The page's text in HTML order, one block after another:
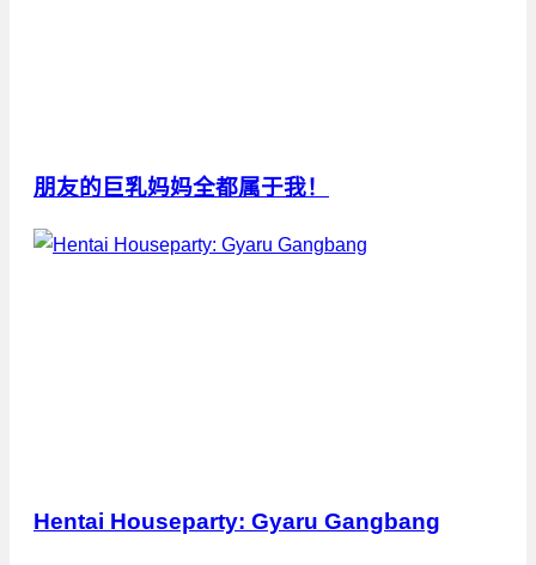
朋友的巨乳妈妈全都属于我！
Hentai Houseparty: Gyaru Gangbang